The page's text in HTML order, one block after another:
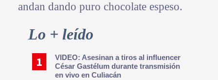
andan dando puro chocolate espeso.
Primary
Lo + leído
VIDEO: Asesinan a tiros al influencer
César Gastélum durante transmisión
en vivo en Culiacán